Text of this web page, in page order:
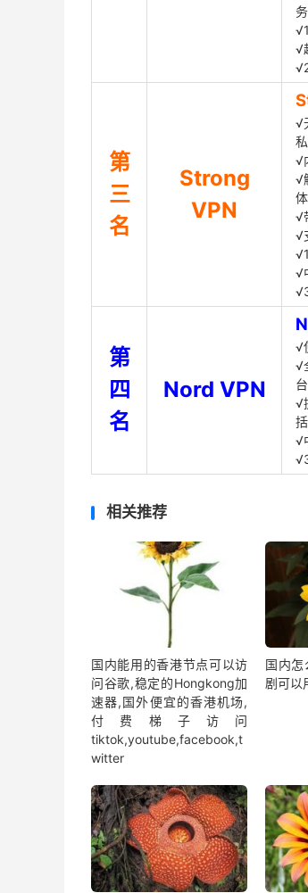
√
第
三
名
Strong
VPN
√
√
√
体
√
√
√
第
四
名
Nord VPN
√
√
√
√
相关推荐
国内能用的香港节点可以访
问谷歌,稳定的Hongkong加
速器,国外便宜的香港机场,
付费梯子访问
tiktok,youtube,facebook,t
witter
国内
剧可以